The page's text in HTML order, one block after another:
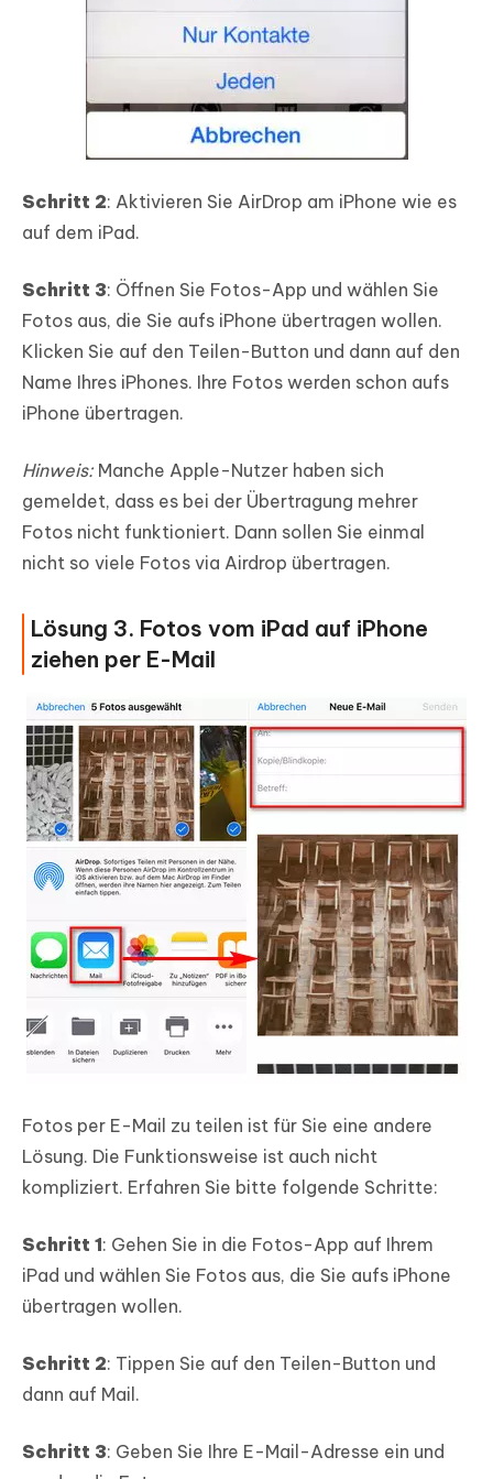
Schritt 2: Aktivieren Sie AirDrop am iPhone wie es
auf dem iPad.
Schritt 3: Öffnen Sie Fotos-App und wählen Sie
Fotos aus, die Sie aufs iPhone übertragen wollen.
Klicken Sie auf den Teilen-Button und dann auf den
Name Ihres iPhones. Ihre Fotos werden schon aufs
iPhone übertragen.
Hinweis:Manche Apple-Nutzer haben sich
gemeldet, dass es bei der Übertragung mehrer
Fotos nicht funktioniert. Dann sollen Sie einmal
nicht so viele Fotos via Airdrop übertragen.
Lösung 3. Fotos vom iPad auf iPhone
ziehen per E-Mail
Fotos per E-Mail zu teilen ist für Sie eine andere
Lösung. Die Funktionsweise ist auch nicht
kompliziert. Erfahren Sie bitte folgende Schritte:
Schritt 1: Gehen Sie in die Fotos-App auf Ihrem
iPad und wählen Sie Fotos aus, die Sie aufs iPhone
übertragen wollen.
Schritt 2: Tippen Sie auf den Teilen-Button und
dann auf Mail.
Schritt 3: Geben Sie Ihre E-Mail-Adresse ein und